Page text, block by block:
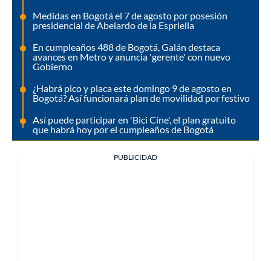
Medidas en Bogotá el 7 de agosto por posesión
presidencial de Abelardo de la Espriella
En cumpleaños 488 de Bogotá, Galán destaca
avances en Metro y anuncia 'gerente' con nuevo
Gobierno
¿Habrá pico y placa este domingo 9 de agosto en
Bogotá? Así funcionará plan de movilidad por festivo
Así puede participar en 'Bici Cine', el plan gratuito
que habrá hoy por el cumpleaños de Bogotá
PUBLICIDAD